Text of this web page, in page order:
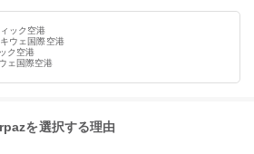
ック空港
ウェ国際空港
ク空港
ェ国際空港
を選択する理由